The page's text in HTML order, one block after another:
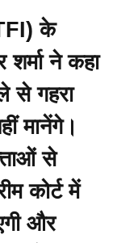
के
शर्मा ने कहा
से गहरा
मानेंगे।
से
कोर्ट में
और